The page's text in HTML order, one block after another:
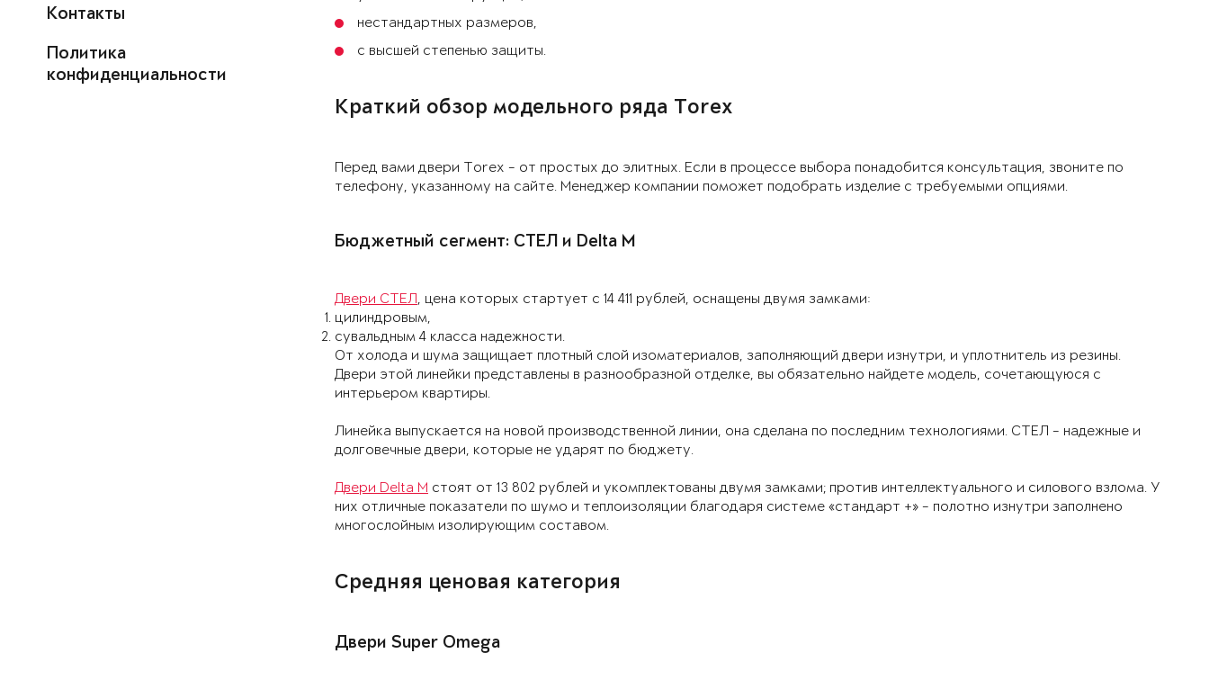
Контакты
Политика
конфиденциальности
нестандартных размеров,
с высшей степенью защиты.
Краткий обзор модельного ряда Torex
Перед вами двери Torex - от простых до элитных. Если в процессе выбора понадобится консультация, звоните по
телефону, указанному на сайте. Менеджер компании поможет подобрать изделие с требуемыми опциями.
Бюджетный сегмент: СТЕЛ и Delta M
Двери СТЕЛ, цена которых стартует с 14 411 рублей, оснащены двумя замками:
цилиндровым,
сувальдным 4 класса надежности.
От холода и шума защищает плотный слой изоматериалов, заполняющий двери изнутри, и уплотнитель из резины.
Двери этой линейки представлены в разнообразной отделке, вы обязательно найдете модель, сочетающуюся с
интерьером квартиры.
Линейка выпускается на новой производственной линии, она сделана по последним технологиями. СТЕЛ - надежные и
долговечные двери, которые не ударят по бюджету.
Двери Delta M стоят от 13 802 рублей и укомплектованы двумя замками; против интеллектуального и силового взлома. У
них отличные показатели по шумо и теплоизоляции благодаря системе «стандарт +» - полотно изнутри заполнено
многослойным изолирующим составом.
Средняя ценовая категория
Двери Super Omega